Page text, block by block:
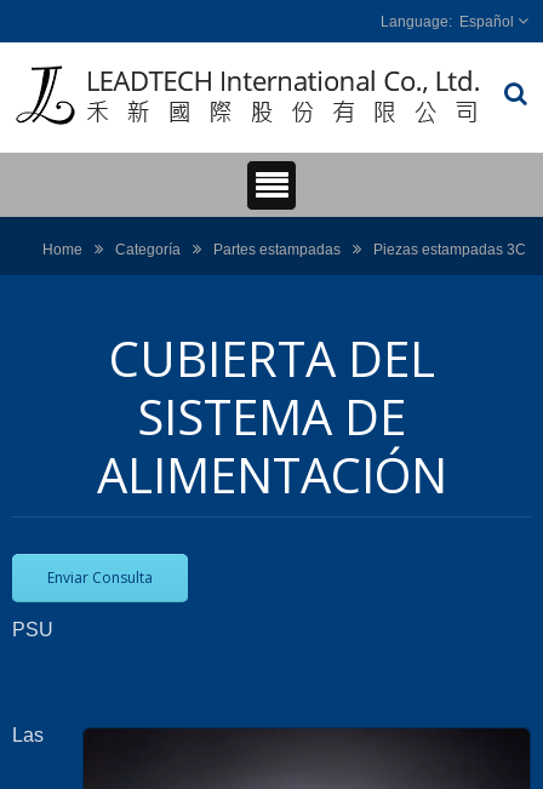
Español
Home Categoría Partes estampadas Piezas estampadas 3C
CUBIERTA DEL
SISTEMA DE
ALIMENTACIÓN
Enviar Consulta
PSU
Las